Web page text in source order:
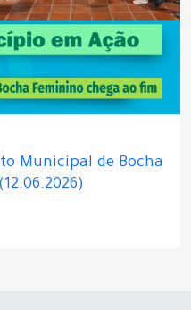
Municipal de Bocha